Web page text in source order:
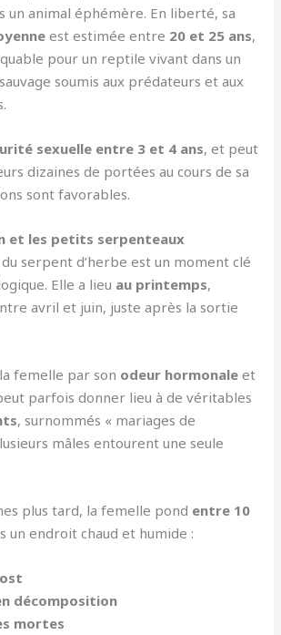
un animal éphémère. En liberté, sa
est estimée entre 20 et 25 ans,
pour un reptile vivant dans un
soumis aux prédateurs et aux
sexuelle entre 3 et 4 ans, et peut
dizaines de portées au cours de sa
sont favorables.
et les petits serpenteaux
serpent d’herbe est un moment clé
Elle a lieu au printemps,
avril et juin, juste après la sortie
femelle par son odeur hormonale et
parfois donner lieu à de véritables
, surnommés « mariages de
mâles entourent une seule
plus tard, la femelle pond entre 10
un endroit chaud et humide :
décomposition
mortes